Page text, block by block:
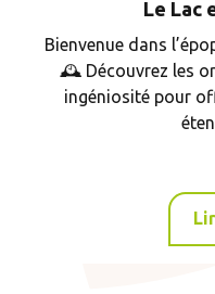
Le Lac
Bienvenue dans
🕰️ Découvrez les
ingéniosité pour